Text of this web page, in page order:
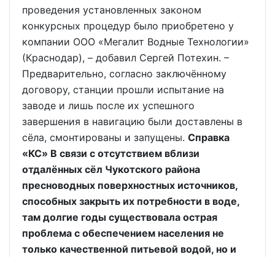
проведения установленных законом
конкурсных процедур было приобретено у
компании ООО «Мегалит Водные Технологии»
(Краснодар), – добавил Сергей Потехин. –
Предварительно, согласно заключённому
договору, станции прошли испытание на
заводе и лишь после их успешного
завершения в навигацию были доставлены в
сёла, смонтированы и запущены. Справка
«КС» В связи с отсутствием вблизи
отдалённых сёл Чукотского района
пресноводных поверхностных источников,
способных закрыть их потребности в воде,
там долгие годы существовала острая
проблема с обеспечением населения не
только качественной питьевой водой, но и